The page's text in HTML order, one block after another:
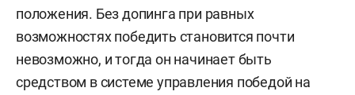
положения. Без допинга при равных
возможностях победить становится почти
невозможно, и тогда он начинает быть
средством в системе управления победой на